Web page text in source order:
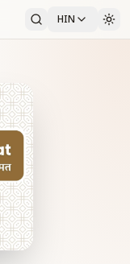
HIN